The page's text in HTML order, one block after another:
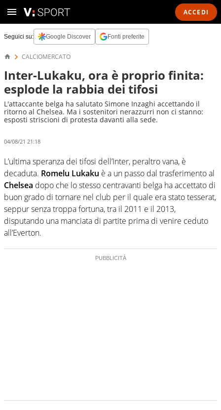
ACCEDI
Seguici su: Google Discover Fonti preferite
CALCIOMERCATO
Inter-Lukaku, ora è proprio finita:
esplode la rabbia dei tifosi
L'attaccante belga ha salutato Simone Inzaghi accettando il
ritorno al Chelsea. Ma i sostenitori nerazzurri non ci stanno:
esposti striscioni di protesta davanti alla sede.
04/08/21 21:18
L’ultima speranza dei tifosi dell’Inter, peraltro vana, è
decaduta. Romelu Lukaku è a un passo dal trasferimento al
Chelsea dopo che lo stesso centravanti belga ha accettato di
buon grado di tornare nel club per il quale era stato tesserat,
seppur senza troppa fortuna, tra il 2011 e il 2013,
disputando una manciata di partite prima di venire ceduto
all’Everton.